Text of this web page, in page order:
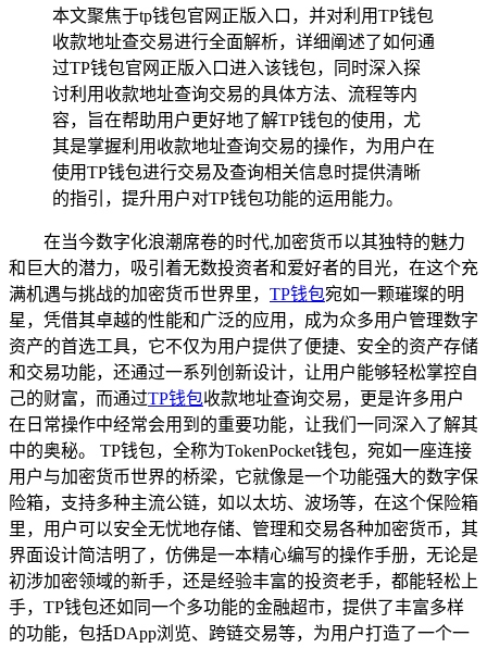
本文聚焦于tp钱包官网正版入口，并对利用TP钱包
收款地址查交易进行全面解析，详细阐述了如何通
过TP钱包官网正版入口进入该钱包，同时深入探
讨利用收款地址查询交易的具体方法、流程等内
容，旨在帮助用户更好地了解TP钱包的使用，尤
其是掌握利用收款地址查询交易的操作，为用户在
使用TP钱包进行交易及查询相关信息时提供清晰
的指引，提升用户对TP钱包功能的运用能力。
在当今数字化浪潮席卷的时代,加密货币以其独特的魅力
和巨大的潜力，吸引着无数投资者和爱好者的目光，在这个充
满机遇与挑战的加密货币世界里， TP钱包宛如一颗璀璨的明
星，凭借其卓越的性能和广泛的应用，成为众多用户管理数字
资产的首选工具，它不仅为用户提供了便捷、安全的资产存储
和交易功能，还通过一系列创新设计，让用户能够轻松掌控自
己的财富，而通过TP钱包收款地址查询交易，更是许多用户
在日常操作中经常会用到的重要功能，让我们一同深入了解其
中的奥秘。 TP钱包，全称为TokenPocket钱包，宛如一座连接
用户与加密货币世界的桥梁，它就像是一个功能强大的数字保
险箱，支持多种主流公链，如以太坊、波场等，在这个保险箱
里，用户可以安全无忧地存储、管理和交易各种加密货币，其
界面设计简洁明了，仿佛是一本精心编写的操作手册，无论是
初涉加密领域的新手，还是经验丰富的投资老手，都能轻松上
手，TP钱包还如同一个多功能的金融超市，提供了丰富多样
的功能，包括DApp浏览、跨链交易等，为用户打造了一个一